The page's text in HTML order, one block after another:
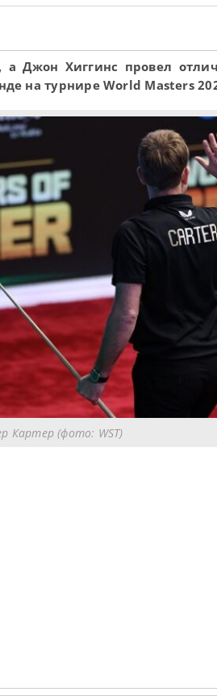
Джон Хиггинс провел
на турнире World Masters
Картер (фото: WST)